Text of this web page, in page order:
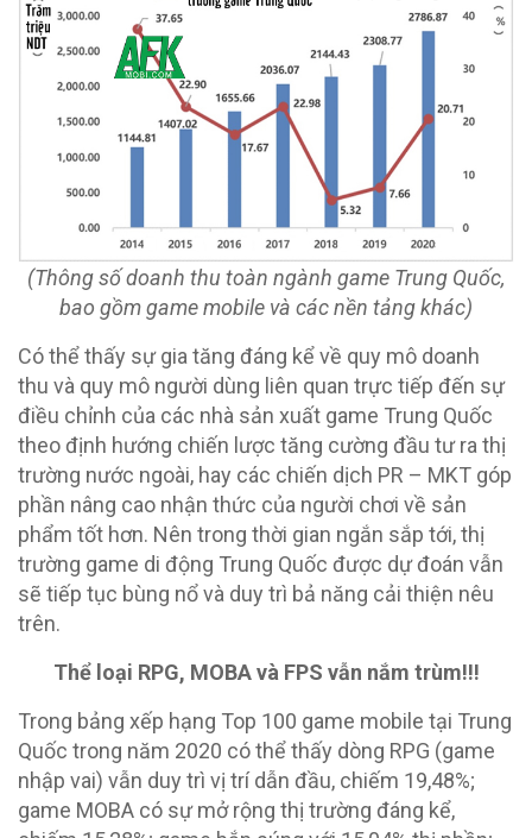
(Thông số doanh thu toàn ngành game Trung Quốc,
bao gồm game mobile và các nền tảng khác)
Có thể thấy sự gia tăng đáng kể về quy mô doanh
thu và quy mô người dùng liên quan trực tiếp đến sự
điều chỉnh của các nhà sản xuất game Trung Quốc
theo định hướng chiến lược tăng cường đầu tư ra thị
trường nước ngoài, hay các chiến dịch PR – MKT góp
phần nâng cao nhận thức của người chơi về sản
phẩm tốt hơn. Nên trong thời gian ngắn sắp tới, thị
trường game di động Trung Quốc được dự đoán vẫn
sẽ tiếp tục bùng nổ và duy trì bả năng cải thiện nêu
trên.
Thể loại RPG, MOBA và FPS vẫn nắm trùm!!!
Trong bảng xếp hạng Top 100 game mobile tại Trung
Quốc trong năm 2020 có thể thấy dòng RPG (game
nhập vai) vẫn duy trì vị trí dẫn đầu, chiếm 19,48%;
game MOBA có sự mở rộng thị trường đáng kể,